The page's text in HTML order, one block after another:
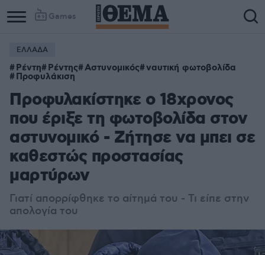
Games
ΕΛΛΑΔΑ
Ρέντη Ρέντης Αστυνομικός ναυτική φωτοβολίδα
Προφυλάκιση
Προφυλακίστηκε ο 18χρονος
που έριξε τη φωτοβολίδα στον
αστυνομικό - Ζήτησε να μπει σε
καθεστώς προστασίας
μαρτύρων
Γιατί απορρίφθηκε το αίτημά του - Τι είπε στην
απολογία του